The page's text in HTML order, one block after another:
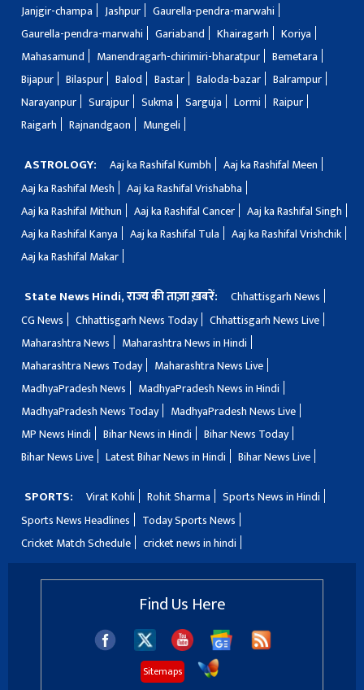
Janjgir-champa
Jashpur
Gaurella-pendra-marwahi
Gaurella-pendra-marwahi
Gariaband Khairagarh
Koriya
Mahasamund
Manendragarh-chirimiri-bharatpur
Bemetara
Bijapur
Bilaspur Balod Bastar Baloda-bazar
Balrampur
Narayanpur
Surajpur Sukma Sarguja Lormi
Raipur
Raigarh
Rajnandgaon Mungeli
ASTROLOGY: Aaj ka Rashifal Kumbh
Aaj ka Rashifal Meen
Aaj ka Rashifal Mesh
Aaj ka Rashifal Vrishabha
Aaj ka Rashifal Mithun
Aaj ka Rashifal Cancer
Aaj ka Rashifal Singh
Aaj ka Rashifal Kanya
Aaj ka Rashifal Tula
Aaj ka Rashifal Vrishchik
Aaj ka Rashifal Makar
State News Hindi, राज्य की ताज़ा ख़बरें:
Chhattisgarh News
CG News
Chhattisgarh News Today
Chhattisgarh News Live
Maharashtra News
Maharashtra News in Hindi
Maharashtra News Today
Maharashtra News Live
MadhyaPradesh News
MadhyaPradesh News in Hindi
MadhyaPradesh News Today
MadhyaPradesh News Live
MP News Hindi
Bihar News in Hindi
Bihar News Today
Bihar News Live
Latest Bihar News in Hindi Bihar News Live
SPORTS: Virat Kohli Rohit Sharma
Sports News in Hindi
Sports News Headlines
Today Sports News
Cricket Match Schedule
cricket news in hindi
Find Us Here
Sitemaps